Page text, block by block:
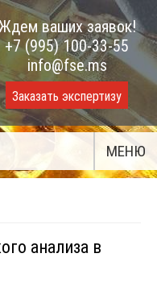
ваших заявок!
+7 (995) 100-33-55
info@fse.ms
Заказать экспертизу
МЕНЮ
анализа в